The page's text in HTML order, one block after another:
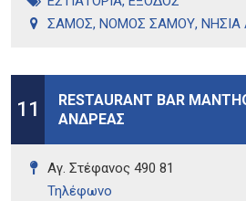
ΣΑΜΟΣ, ΝΟΜΟΣ ΣΑΜΟΥ, ΝΗΣΙΑ
11
RESTAURANT BAR
ΑΝΔΡΕΑΣ
Αγ. Στέφανος 490 81
Τηλέφωνo